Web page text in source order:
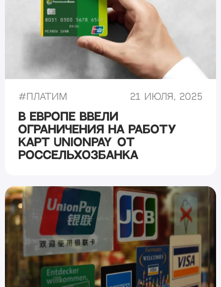
# Платим 21 июля, 2025
В Европе ввели
ограничения на работу
карт UnionPay от
Россельхозбанка